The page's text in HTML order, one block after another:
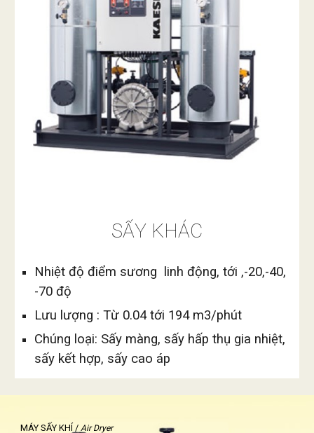
SẤY KHÁC
Nhiệt độ điểm sương  linh động, tới ,-20,-40,
-70 độ
Lưu lượng : Từ 0.04 tới 194 m3/phút
Chúng loại: Sấy màng, sấy hấp thụ gia nhiệt,
sấy kết hợp, sấy cao áp
MÁY SẤY KHÍ / Air Dryer